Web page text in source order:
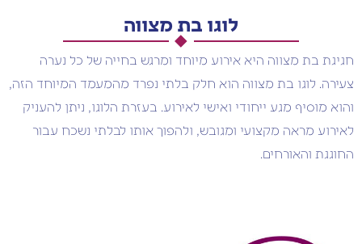
לוגו בת מצווה
חגיגת בת מצווה היא אירוע מיוחד ומרגש בחייה של כל נערה
צעירה. לוגו בת מצווה הוא חלק בלתי נפרד מהמעמד המיוחד הזה,
והוא מוסיף מגע ייחודי ואישי לאירוע. בעזרת הלוגו, ניתן להעניק
לאירוע מראה מקצועי ומגובש, ולהפוך אותו לבלתי נשכח עבור
החוגגת והאורחים.